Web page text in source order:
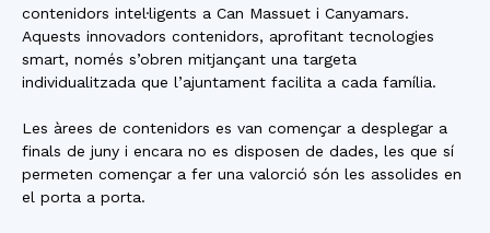
contenidors intel·ligents a Can Massuet i Canyamars.
Aquests innovadors contenidors, aprofitant tecnologies
smart, només s’obren mitjançant una targeta
individualitzada que l’ajuntament facilita a cada família.
Les àrees de contenidors es van començar a desplegar a
finals de juny i encara no es disposen de dades, les que sí
permeten començar a fer una valorció són les assolides en
el porta a porta.